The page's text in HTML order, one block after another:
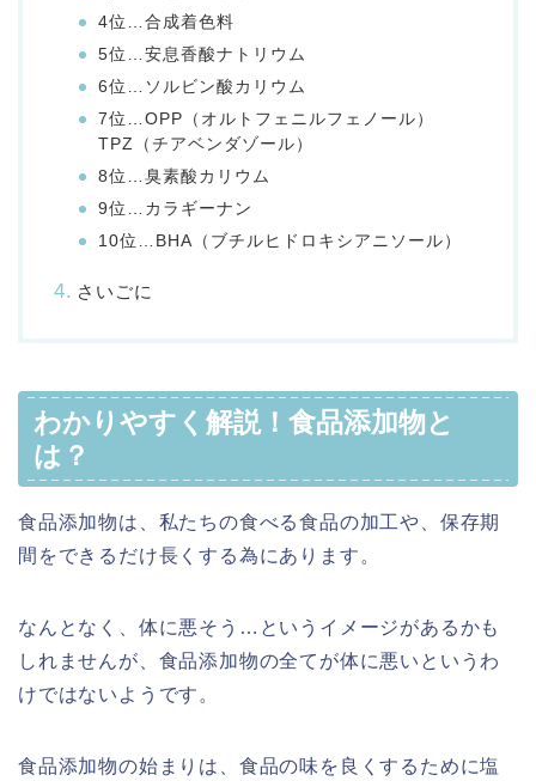
4位…合成着色料
5位…安息香酸ナトリウム
6位…ソルビン酸カリウム
7位…OPP（オルトフェニルフェノール）
TPZ（チアベンダゾール）
8位…臭素酸カリウム
9位…カラギーナン
10位…BHA（ブチルヒドロキシアニソール）
さいごに
わかりやすく解説！食品添加物と
は？
食品添加物は、私たちの食べる食品の加工や、保存期
間をできるだけ長くする為にあります。
なんとなく、体に悪そう…というイメージがあるかも
しれませんが、食品添加物の全てが体に悪いというわ
けではないようです。
食品添加物の始まりは、食品の味を良くするために塩